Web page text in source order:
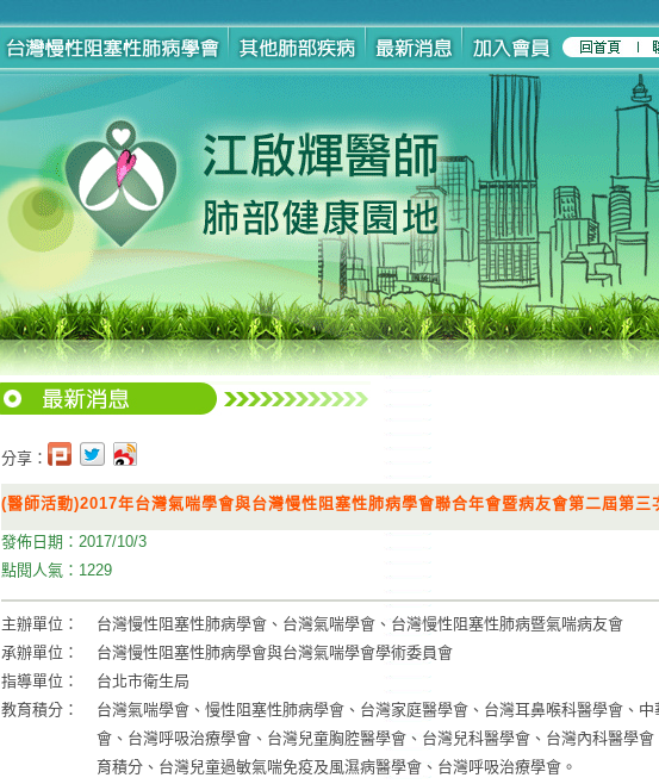
分享：
(醫師活動)2017年台灣氣喘學會與台灣慢性阻塞性肺病學會聯合年會暨病友會第二屆第三
發佈日期： 2017/10/3
點閱人氣： 1229
主辦單位：
台灣慢性阻塞性肺病學會、台灣氣喘學會、台灣慢性阻塞性肺病暨氣喘病友會
承辦單位：
台灣慢性阻塞性肺病學會與台灣氣喘學會學術委員會
指導單位：
台北市衛生局
教育積分：
台灣氣喘學會、慢性阻塞性肺病學會、台灣家庭醫學會、台灣耳鼻喉科醫學會、
會、台灣呼吸治療學會、台灣兒童胸腔醫學會、台灣兒科醫學會、台灣內科醫學
育積分、台灣兒童過敏氣喘免疫及風濕病醫學會、台灣呼吸治療學會。